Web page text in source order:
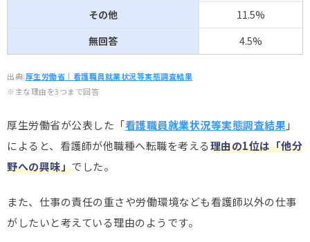
その他
11.5%
無回答
4.5%
出典:厚生労働省｜看護職員就業状況等実態調査結果
※主な理由を3つまで回答
厚生労働省が公表した「看護職員就業状況等実態調査結果 」
によると、看護師が他職種へ転職を考える理由の1位は「他分
野への興味」でした。
また、仕事の責任の重さや労働環境なども看護師以外の仕事
がしたいと考えている理由のようです。